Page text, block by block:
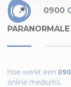
0900
Hoe werkt een
online mediums.